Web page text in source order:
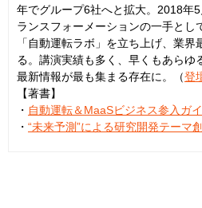
年でグループ6社へと拡大。2018年
ランスフォーメーションの一手とし
「自動運転ラボ」を立ち上げ、業
る。講演実績も多く、早くもあらゆ
最新情報が最も集まる存在に。（登
【著書】
・ 自動運転＆MaaSビジネス参入ガ
・ “未来予測”による研究開発テーマ